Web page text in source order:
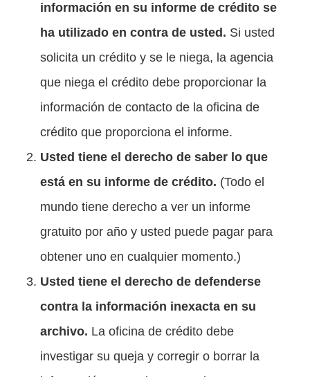
información en su informe de crédito se
ha utilizado en contra de usted. Si usted
solicita un crédito y se le niega, la agencia
que niega el crédito debe proporcionar la
información de contacto de la oficina de
crédito que proporciona el informe.
Usted tiene el derecho de saber lo que
está en su informe de crédito. (Todo el
mundo tiene derecho a ver un informe
gratuito por año y usted puede pagar para
obtener uno en cualquier momento.)
Usted tiene el derecho de defenderse
contra la información inexacta en su
archivo. La oficina de crédito debe
investigar su queja y corregir o borrar la